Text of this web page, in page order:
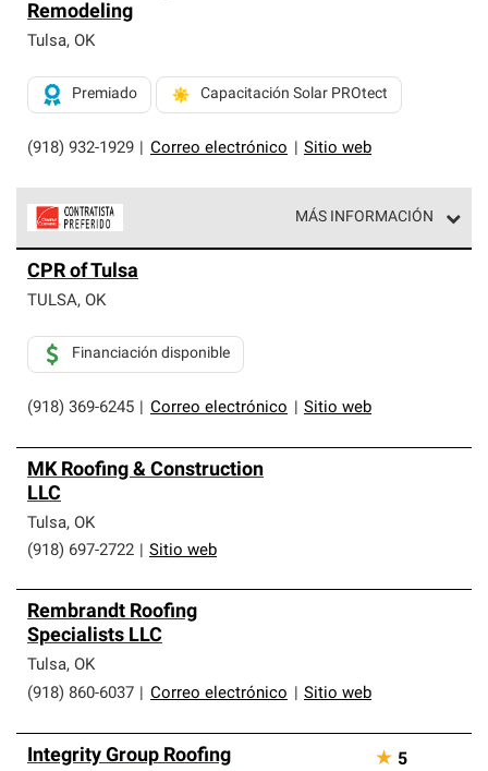
Remodeling
Tulsa, OK
(918) 932-1929 Correo electrónico Sitio web
Premiado Capacitación Solar PROtect
MÁS INFORMACIÓN
parte de una red exclusiva de profesionales de techos
que cumplen con altos estándares y requisitos estrictos
CPR of Tulsa
TULSA, OK
(918) 369-6245 Correo electrónico Sitio web
Financiación disponible
MK Roofing & Construction
LLC
Tulsa, OK
(918) 697-2722
Sitio web
Rembrandt Roofing
Specialists LLC
Tulsa, OK
(918) 860-6037
Correo electrónico Sitio web
Integrity Group Roofing ★ 5